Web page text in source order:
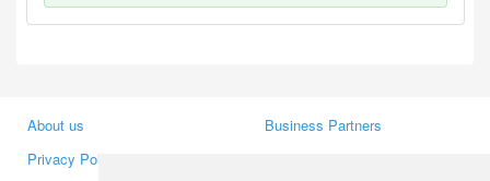
About us
Privacy Policy
Business Partners